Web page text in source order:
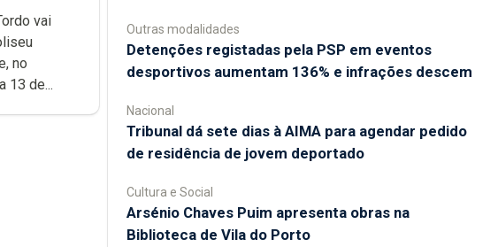
vai
no
13 de...
Outras modalidades
Detenções registadas pela PSP em eventos
desportivos aumentam 136% e infrações descem
Nacional
Tribunal dá sete dias à AIMA para agendar pedido
de residência de jovem deportado
Cultura e Social
Arsénio Chaves Puim apresenta obras na
Biblioteca de Vila do Porto